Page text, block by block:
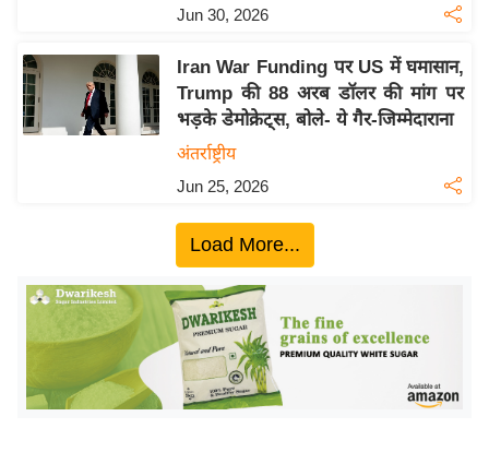
यं
ग
इं
ज
ग
ऑ
Jun 30, 2026
Iran War Funding पर US में घमासान,
Trump की 88 अरब डॉलर की मांग पर
भड़के डेमोक्रेट्स, बोले- ये गैर-जिम्मेदाराना
अंतर्राष्ट्रीय
Jun 25, 2026
Load More...